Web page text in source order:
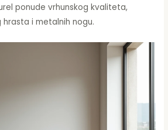
ponude vrhunskog kvaliteta,
i metalnih nogu.